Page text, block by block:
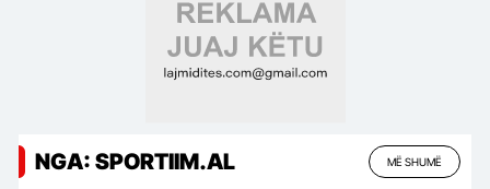
NGA: SPORTIIM.AL MË SHUMË